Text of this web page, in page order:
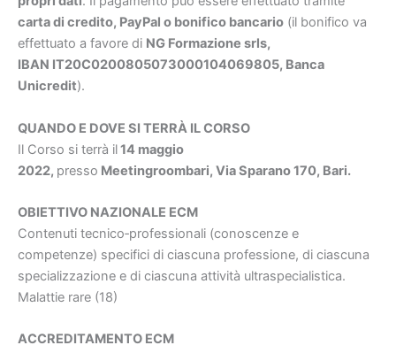
carta di credito, PayPal o bonifico bancario (il bonifico va
effettuato a favore di NG Formazione srls,
IBAN IT20C0200805073000104069805, Banca
Unicredit).
QUANDO E DOVE SI TERRÀ IL CORSO
Il Corso si terrà il14 maggio
2022, presso Meetingroombari, Via Sparano 170, Bari.
OBIETTIVO NAZIONALE ECM
Contenuti tecnico‐professionali (conoscenze e
competenze) specifici di ciascuna professione, di ciascuna
specializzazione e di ciascuna attività ultraspecialistica.
Malattie rare (18)
ACCREDITAMENTO ECM